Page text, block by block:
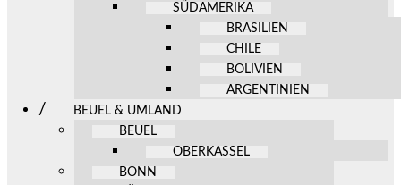
SÜDAMERIKA
BRASILIEN
CHILE
BOLIVIEN
ARGENTINIEN
BEUEL & UMLAND
BEUEL
OBERKASSEL
BONN